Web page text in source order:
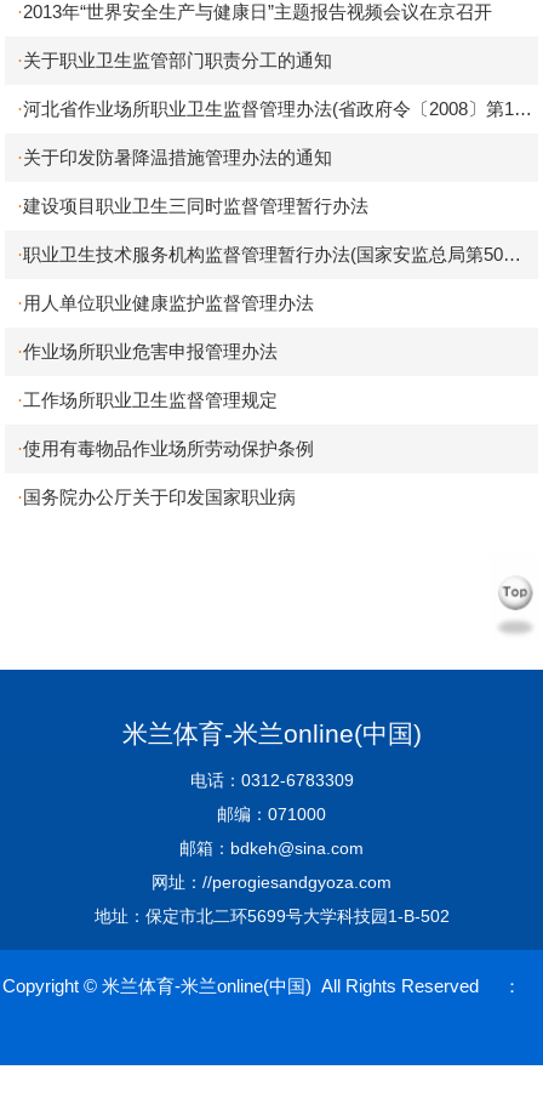
·2013年“世界安全生产与健康日”主题报告视频会议在京召开
·关于职业卫生监管部门职责分工的通知
·河北省作业场所职业卫生监督管理办法(省政府令〔2008〕第12
号)
·关于印发防暑降温措施管理办法的通知
·建设项目职业卫生三同时监督管理暂行办法
·职业卫生技术服务机构监督管理暂行办法(国家安监总局第50号
令)
·用人单位职业健康监护监督管理办法
·作业场所职业危害申报管理办法
·工作场所职业卫生监督管理规定
·使用有毒物品作业场所劳动保护条例
·国务院办公厅关于印发国家职业病
米兰体育-米兰online(中国)
电话：0312-6783309
邮编：071000
邮箱：bdkeh@sina.com
网址：//perogiesandgyoza.com
地址：保定市北二环5699号大学科技园1-B-502
Copyright © 米兰体育-米兰online(中国) All Rights Reserved ：